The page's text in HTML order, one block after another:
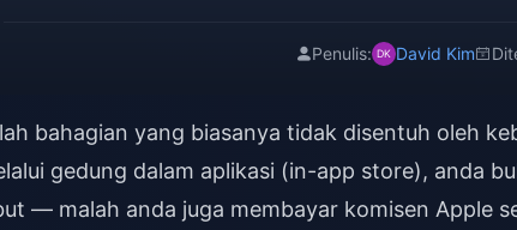
Penulis: David Kim
bahagian yang biasanya tidak disentuh oleh
gedung dalam aplikasi (in-app store), anda
— malah anda juga membayar komisen Apple